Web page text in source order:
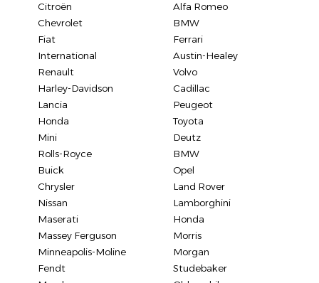
Citroën
Alfa Romeo
Chevrolet
BMW
Fiat
Ferrari
International
Austin-Healey
Renault
Volvo
Harley-Davidson
Cadillac
Lancia
Peugeot
Honda
Toyota
Mini
Deutz
Rolls-Royce
BMW
Buick
Opel
Chrysler
Land Rover
Nissan
Lamborghini
Maserati
Honda
Massey Ferguson
Morris
Minneapolis-Moline
Morgan
Fendt
Studebaker